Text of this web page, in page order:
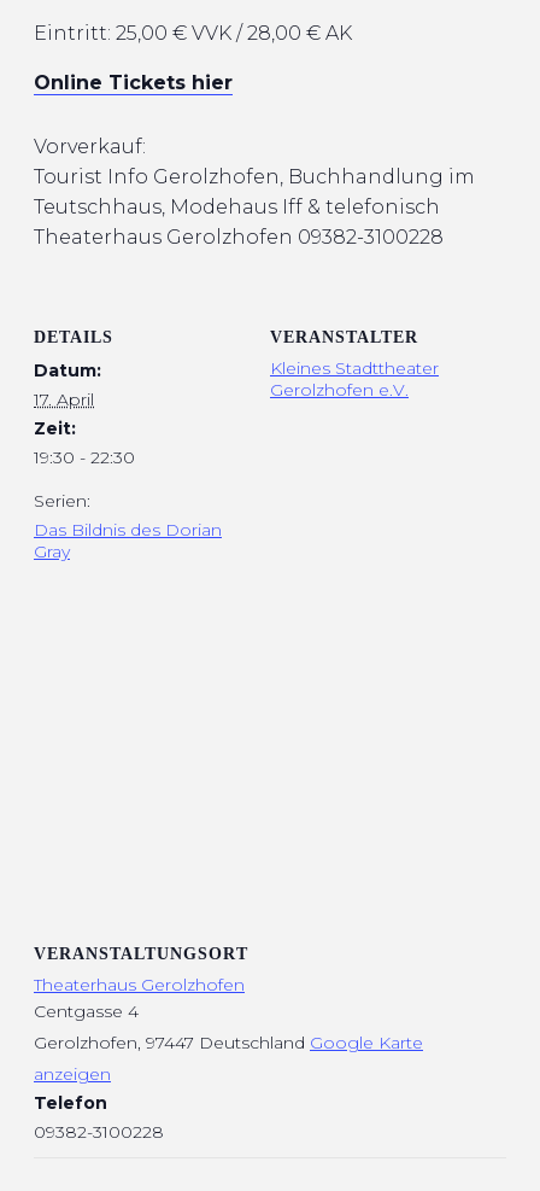
Eintritt: 25,00 € VVK / 28,00 € AK
Online Tickets hier
Vorverkauf:
Tourist Info Gerolzhofen, Buchhandlung im
Teutschhaus, Modehaus Iff & telefonisch
Theaterhaus Gerolzhofen 09382-3100228
DETAILS
Datum:
17. April
Zeit:
19:30 - 22:30
Serien:
Das Bildnis des Dorian
Gray
VERANSTALTER
Kleines Stadttheater
Gerolzhofen e.V.
VERANSTALTUNGSORT
Theaterhaus Gerolzhofen
Centgasse 4
Gerolzhofen, 97447 Deutschland Google Karte
anzeigen
Telefon
09382-3100228